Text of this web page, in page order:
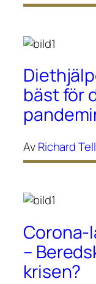
bäst för
AvRichard
Corona-
–
krisen?